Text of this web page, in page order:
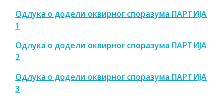
Одлука о додели оквирног споразума ПАРТИЈА
1
Одлука о додели оквирног споразума ПАРТИЈА
2
Одлука о додели оквирног споразума ПАРТИЈА
3